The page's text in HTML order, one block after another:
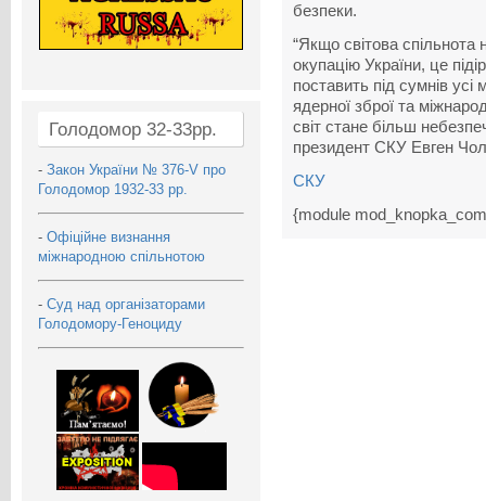
Голодомор 32-33рр.
- Закон України № 376-V про
Голодомор 1932-33 рр.
- Офіційне визнання
міжнародною спільнотою
- Суд над організаторами
Голодомору-Геноциду
безпеки.
“Якщо світова спільнота
окупацію України, це
поставить під сумнів
ядерної зброї та
світ стане більш
президент СКУ Евген
СКУ
{module